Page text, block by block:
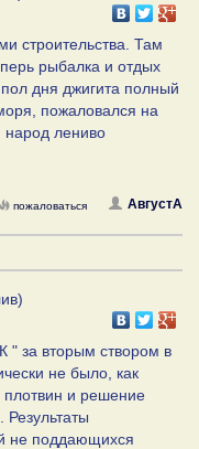
строительства. Там
рыбалка и отдых
дня джигита полный
пожаловался на
народ лениво
АвгустА
пожаловаться
" за вторым створом в
не было, как
и решение
не поддающихся